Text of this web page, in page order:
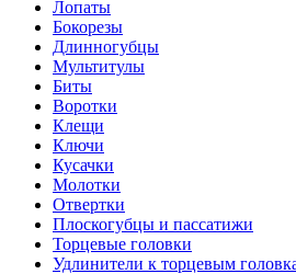
Лопаты
Бокорезы
Длинногубцы
Мультитулы
Биты
Воротки
Клещи
Ключи
Кусачки
Молотки
Отвертки
Плоскогубцы и пассатижи
Торцевые головки
Удлинители к торцевым